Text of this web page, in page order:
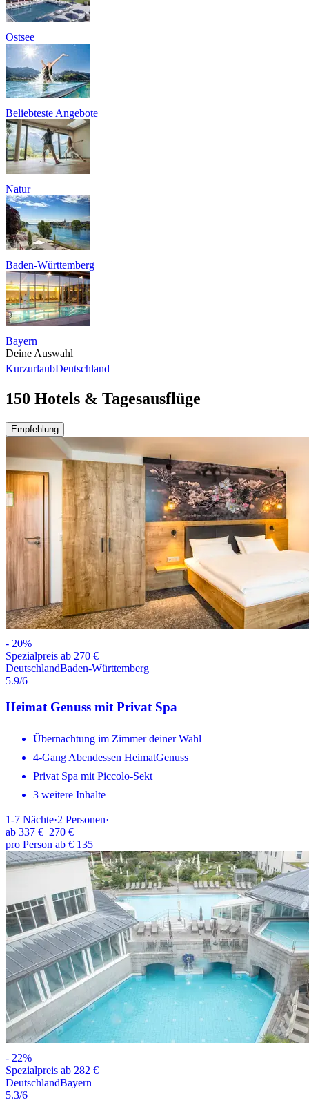
Ostsee
Beliebteste Angebote
Natur
Baden-Württemberg
Bayern
Deine Auswahl
KurzurlaubDeutschland
150 Hotels & Tagesausflüge
Empfehlung
- 20%
Spezialpreis ab 270 €
DeutschlandBaden-Württemberg
5.9/6
Heimat Genuss mit Privat Spa
Übernachtung im Zimmer deiner Wahl
4-Gang Abendessen HeimatGenuss
Privat Spa mit Piccolo-Sekt
3 weitere Inhalte
1-7 Nächte·2 Personen·
ab 337 € 270 €
pro Person ab € 135
- 22%
Spezialpreis ab 282 €
DeutschlandBayern
5.3/6